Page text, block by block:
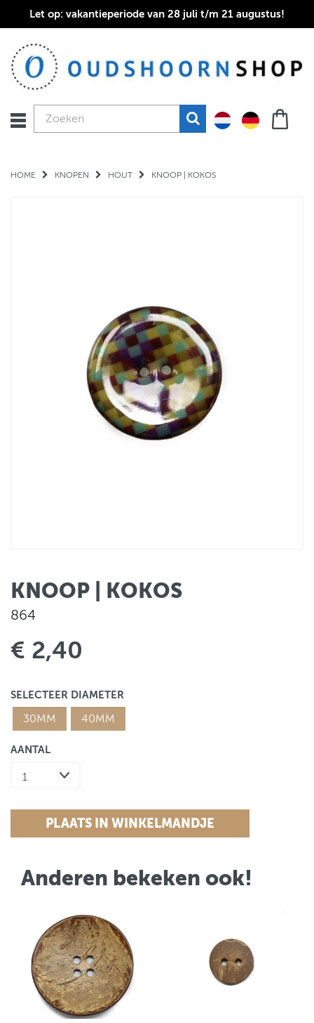
Let op: vakantieperiode van 28 juli t/m 21 augustus!
HOME KNOPEN HOUT KNOOP | KOKOS
KNOOP | KOKOS
864
€ 2,40
SELECTEER DIAMETER
30MM 40MM
AANTAL
Anderen bekeken ook!